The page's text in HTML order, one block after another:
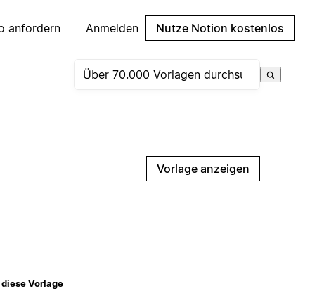
anfordern Anmelden Nutze Notion kostenlos
Vorlage anzeigen
Vorlage